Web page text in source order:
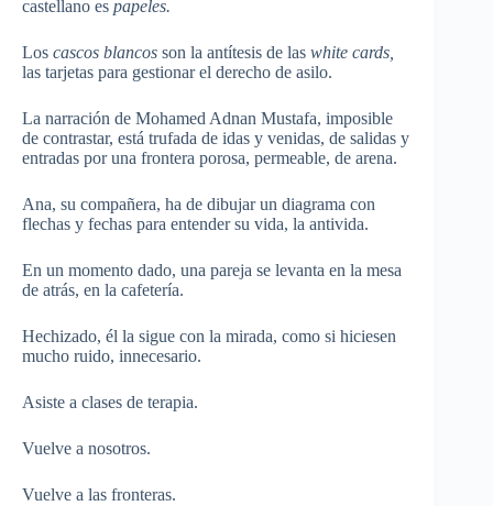
castellano es papeles.
Los cascos blancos son la antítesis de las white cards,
las tarjetas para gestionar el derecho de asilo.
La narración de Mohamed Adnan Mustafa, imposible
de contrastar, está trufada de idas y venidas, de salidas y
entradas por una frontera porosa, permeable, de arena.
Ana, su compañera, ha de dibujar un diagrama con
flechas y fechas para entender su vida, la antivida.
En un momento dado, una pareja se levanta en la mesa
de atrás, en la cafetería.
Hechizado, él la sigue con la mirada, como si hiciesen
mucho ruido, innecesario.
Asiste a clases de terapia.
Vuelve a nosotros.
Vuelve a las fronteras.